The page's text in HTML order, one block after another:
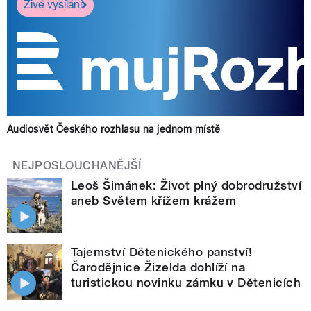
Živé vysílání
Audiosvět Českého rozhlasu na jednom místě
NEJPOSLOUCHANĚJŠÍ
Leoš Šimánek: Život plný dobrodružství
aneb Světem křížem krážem
Tajemství Dětenického panství!
Čarodějnice Žizelda dohlíží na
turistickou novinku zámku v Dětenicích